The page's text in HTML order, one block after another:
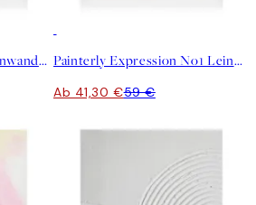
Pastel Abstract No2 Leinwandbild Painterly Expression No1 Leinwandbild
Ab 41,30 €59 €